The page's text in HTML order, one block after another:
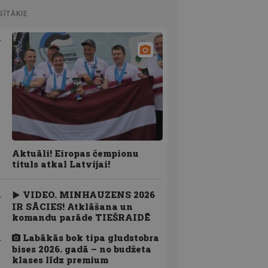
Aktuāli! Eiropas čempionu
tituls atkal Latvijai!
VIDEO. MINHAUZENS 2026
IR SĀCIES! Atklāšana un
komandu parāde TIEŠRAIDĒ
Labākās bok tipa gludstobra
bises 2026. gadā – no budžeta
klases līdz premium